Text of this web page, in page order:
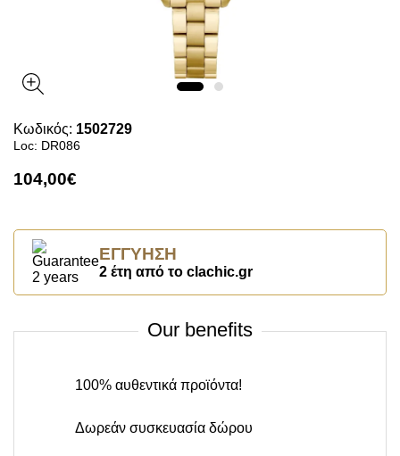
Κωδικός: 1502729
Loc: DR086
104,00€
ΕΓΓΎΗΣΗ
2 έτη από το clachic.gr
Our benefits
100% αυθεντικά προϊόντα!
Δωρεάν συσκευασία δώρου